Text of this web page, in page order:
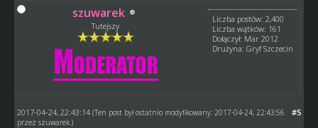
szuwarek
Tutejszy
Liczba postów: 2,400
Liczba wątków: 161
Dołączył: Mar 2012
Drużyna: Gryf Szczecin
#5
2017-04-24, 22:43:14 (Ten post był ostatnio modyfikowany: 2017-04-24, 22:43:56
przez szuwarek.)